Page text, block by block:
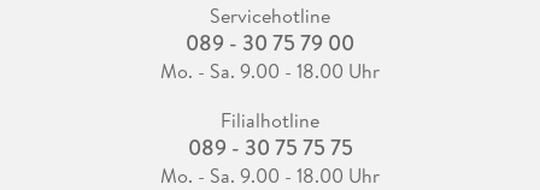
Servicehotline
089 - 30 75 79 00
Mo. - Sa. 9.00 - 18.00 Uhr
Filialhotline
089 - 30 75 75 75
Mo. - Sa. 9.00 - 18.00 Uhr